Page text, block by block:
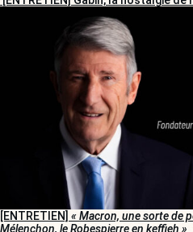
[ENTRETIEN] « Macron, une sorte de
Mélenchon, le Robespierre en keffieh »